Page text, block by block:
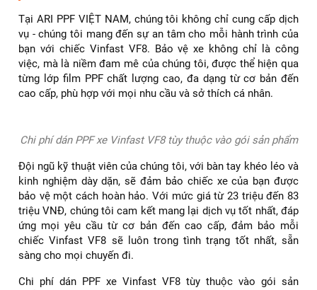
Độ dày
8Mil 8Mil 9 Mil 9Mil
8.5Mil
Mức độ
chống
trầy
Cao Cao Cao Cao Cao
Khả năng
co giãn
>350% >350% >400% >400% >400%
Dán PPF cho xe Vinfast VF8 giá bao nhiêu?
Tại ARI PPF VIỆT NAM, chúng tôi không chỉ cung cấp dịch
vụ - chúng tôi mang đến sự an tâm cho mỗi hành trình của
bạn với chiếc Vinfast VF8. Bảo vệ xe không chỉ là công
việc, mà là niềm đam mê của chúng tôi, được thể hiện qua
từng lớp film PPF chất lượng cao, đa dạng từ cơ bản đến
cao cấp, phù hợp với mọi nhu cầu và sở thích cá nhân.